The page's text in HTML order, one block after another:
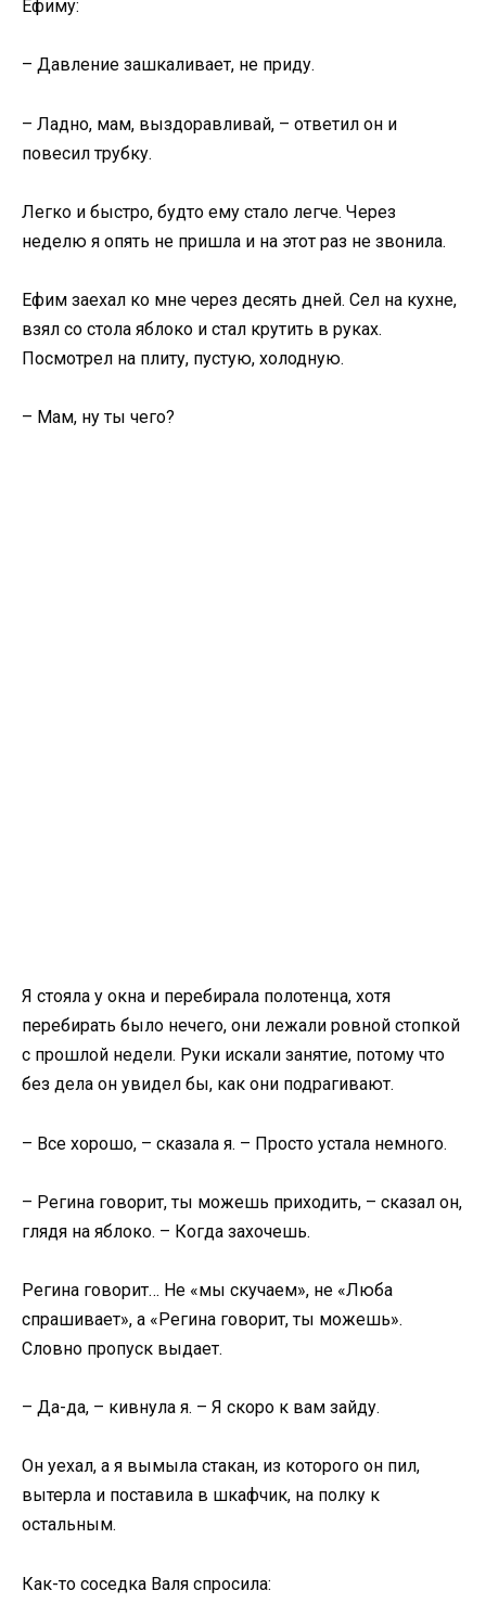
Ефиму:
– Давление зашкаливает, не приду.
– Ладно, мам, выздоравливай, – ответил он и
повесил трубку.
Легко и быстро, будто ему стало легче. Через
неделю я опять не пришла и на этот раз не звонила.
Ефим заехал ко мне через десять дней. Сел на кухне,
взял со стола яблоко и стал крутить в руках.
Посмотрел на плиту, пустую, холодную.
– Мам, ну ты чего?
Я стояла у окна и перебирала полотенца, хотя
перебирать было нечего, они лежали ровной стопкой
с прошлой недели. Руки искали занятие, потому что
без дела он увидел бы, как они подрагивают.
– Все хорошо, – сказала я. – Просто устала немного.
– Регина говорит, ты можешь приходить, – сказал он,
глядя на яблоко. – Когда захочешь.
Регина говорит… Не «мы скучаем», не «Люба
спрашивает», а «Регина говорит, ты можешь».
Словно пропуск выдает.
– Да-да, – кивнула я. – Я скоро к вам зайду.
Он уехал, а я вымыла стакан, из которого он пил,
вытерла и поставила в шкафчик, на полку к
остальным.
Как-то соседка Валя спросила: